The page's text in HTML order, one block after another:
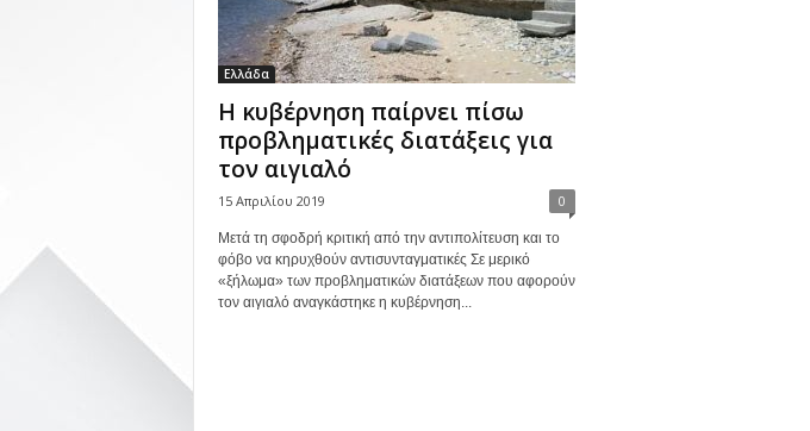
Ελλάδα
Η κυβέρνηση παίρνει πίσω
προβληματικές διατάξεις για
τον αιγιαλό
15 Απριλίου 2019 0
Μετά τη σφοδρή κριτική από την αντιπολίτευση και το
φόβο να κηρυχθούν αντισυνταγματικές Σε μερικό
«ξήλωμα» των προβληματικών διατάξεων που αφορούν
τον αιγιαλό αναγκάστηκε η κυβέρνηση...